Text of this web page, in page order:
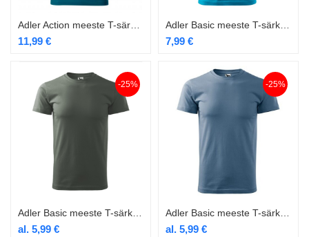
11,99 € 7,99 €
-25%
al. 5,99 €
-25%
al. 5,99 €